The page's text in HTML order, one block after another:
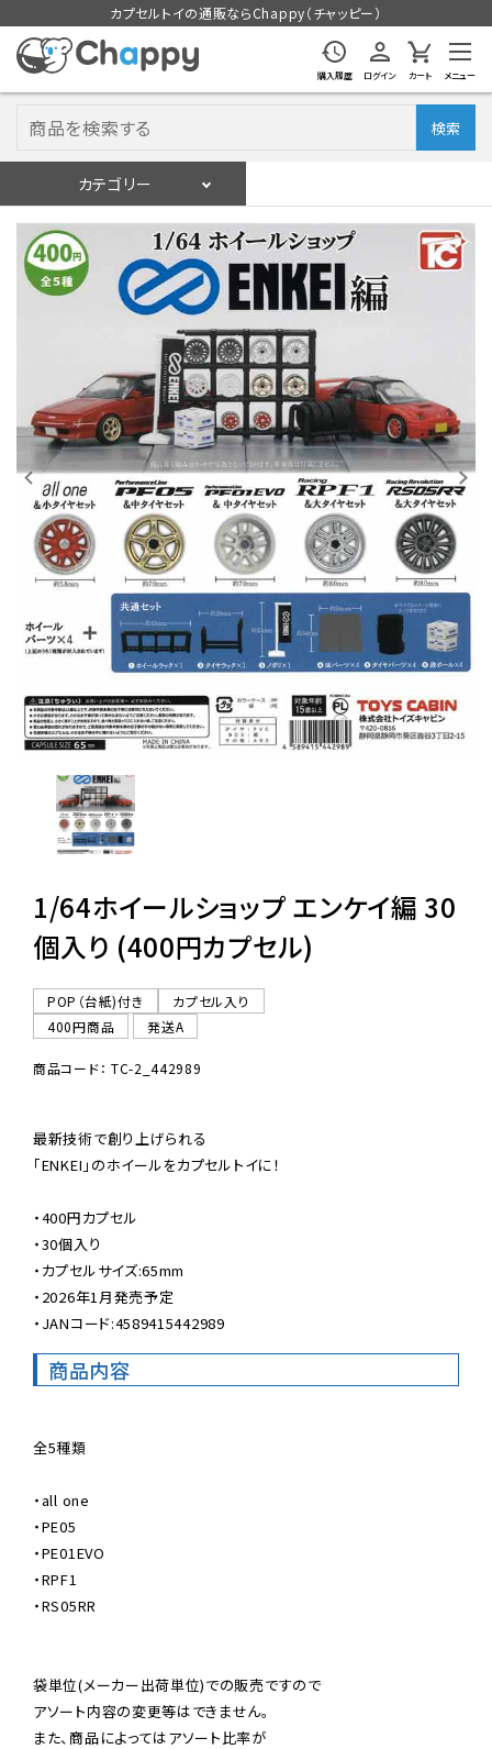
カプセルトイの通販ならChappy（チャッピー）
購入履歴 ログイン カート メニュー
検索
カテゴリー
ログイン 会員登録
入荷スケジュールをチェック
カプセルトイマシン本体
カプセルトイ
販促用空カプセル
レンタル
景品・玩具・文具
販促用カプセルトイ
06-6282-7659
1/64ホイールショップ エンケイ編 30
個入り (400円カプセル)
POP（台紙)付き
カプセル入り
400円商品
発送A
商品コード： TC-2_442989
最新技術で創り上げられる
「ENKEI」のホイールをカプセルトイに！
・400円カプセル
・30個入り
・カプセルサイズ:65mm
・2026年1月発売予定
・JANコード:4589415442989
商品内容
全5種類
・all one
・PE05
・PE01EVO
・RPF1
・RS05RR
袋単位(メーカー出荷単位)での販売ですので
アソート内容の変更等はできません。
また、商品によってはアソート比率が